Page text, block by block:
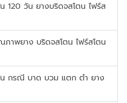
น 120 วัน ยางบริดจสโตน ไฟร์ส
ภาพยาง บริดจสโตน ไฟร์สโตน
น กรณี บาด บวม แตก ตำ ยาง